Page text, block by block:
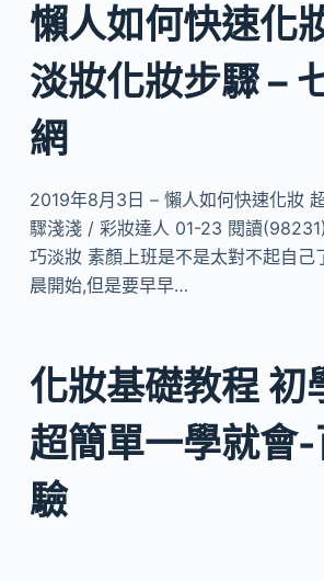
懶人如何快速化
淡妝化妝步驟 –
網
2019年8月3日 – 懶人如何快速化妝
驟淺淺 / 彩妝達人 01-23 閱讀
巧淡妝 素顏上班是不是太對不起自己
晨開始,但是要早早…
化妝基礎教程 初
超簡單一學就會
驗